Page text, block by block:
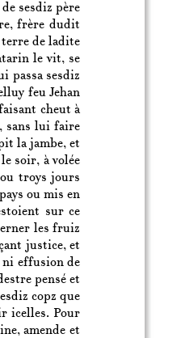
sesdiz père
frère dudit
de ladite
le vit, se
passa sesdiz
feu Jehan
cheut à
sans lui faire
la jambe, et
le soir, à volée
troys jours
ou mis en
sur ce
les fruiz
justice, et
ni effusion de
pensé et
copz que
icelles. Pour
amende et